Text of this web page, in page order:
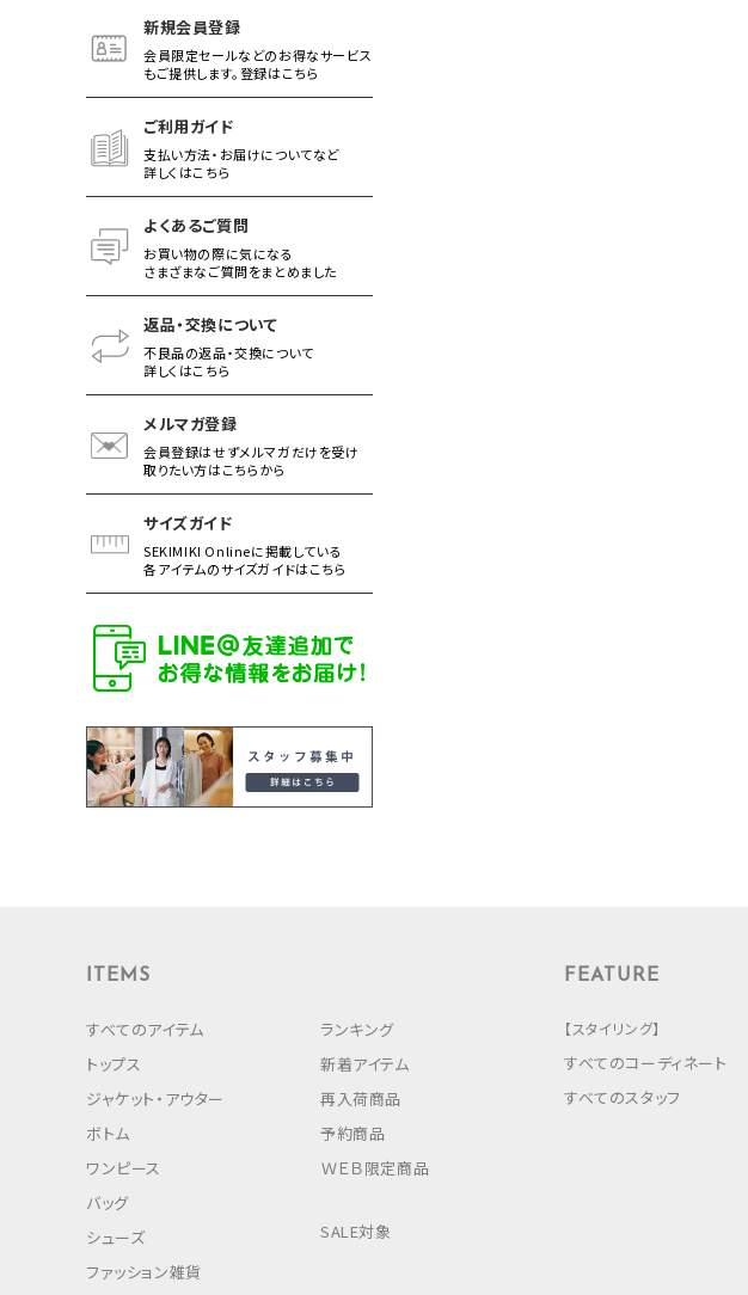
新規会員登録
会員限定セールなどのお得なサービス
もご提供します。登録はこちら
ご利用ガイド
支払い方法・お届けについてなど
詳しくはこちら
よくあるご質問
お買い物の際に気になる
さまざまなご質問をまとめました
返品・交換について
不良品の返品・交換について
詳しくはこちら
メルマガ登録
会員登録はせずメルマガだけを受け
取りたい方はこちらから
サイズガイド
SEKIMIKI Onlineに掲載している
各アイテムのサイズガイドはこちら
ITEMS
すべてのアイテム
トップス
ジャケット・アウター
ボトム
ワンピース
バッグ
シューズ
ファッション雑貨
ランキング
新着アイテム
再入荷商品
予約商品
ＷＥＢ限定商品
SALE対象
FEATURE
【スタイリング】
すべてのコーディネート
すべてのスタッフ